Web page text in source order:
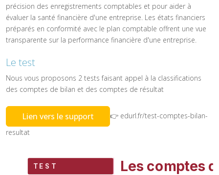
précision des enregistrements comptables et pour aider à
évaluer la santé financière d'une entreprise. Les états financiers
préparés en conformité avec le plan comptable offrent une vue
transparente sur la performance financière d'une entreprise.
Le test
Nous vous proposons 2 tests faisant appel à la classifications
des comptes de bilan et des comptes de résultat
Lien vers le support
👉 edurl.fr/test-comptes-bilan-
resultat